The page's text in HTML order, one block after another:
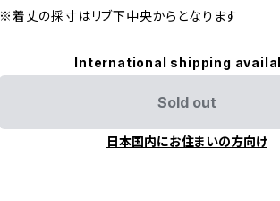
※着丈の採寸はリブ下中央からとなります
International shipping
Sold out
日本国内にお住まいの方向け